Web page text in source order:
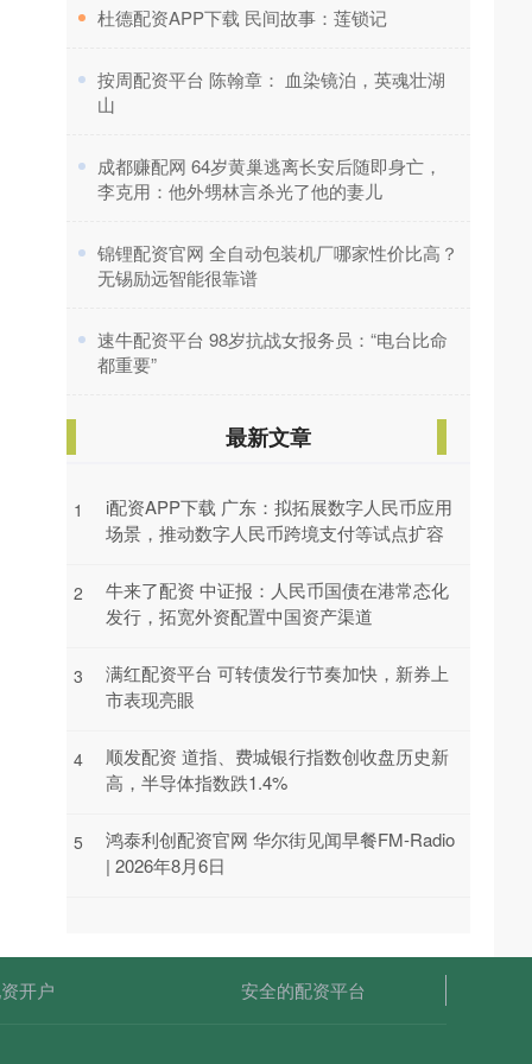
​杜德配资APP下载 民间故事：莲锁记
​按周配资平台 陈翰章： 血染镜泊，英魂壮湖
山
​成都赚配网 64岁黄巢逃离长安后随即身亡，
李克用：他外甥林言杀光了他的妻儿
​锦锂配资官网 全自动包装机厂哪家性价比高？
无锡励远智能很靠谱
​速牛配资平台 98岁抗战女报务员：“电台比命
都重要”
最新文章
1
i配资APP下载 广东：拟拓展数字人民币应用
场景，推动数字人民币跨境支付等试点扩容
2
牛来了配资 中证报：人民币国债在港常态化
发行，拓宽外资配置中国资产渠道
3
满红配资平台 可转债发行节奏加快，新券上
市表现亮眼
4
顺发配资 道指、费城银行指数创收盘历史新
高，半导体指数跌1.4%
5
鸿泰利创配资官网 华尔街见闻早餐FM-Radio
| 2026年8月6日
开户 安全的配资平台